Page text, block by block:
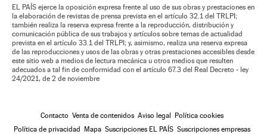
EL PAÍS ejerce la oposición expresa frente al uso de sus obras y prestaciones en
la elaboración de revistas de prensa prevista en el artículo 32.1 del TRLPI;
también realiza la reserva expresa frente a la reproducción, distribución y
comunicación pública de sus trabajos y artículos sobre temas de actualidad
prevista en el artículo 33.1 del TRLPI; y, asimismo, realiza una reserva expresa
de las reproducciones y usos de las obras y otras prestaciones accesibles desde
este sitio web a medios de lectura mecánica u otros medios que resulten
adecuados a tal fin de conformidad con el artículo 67.3 del Real Decreto - ley
24/2021, de 2 de noviembre
Contacto Venta de contenidos Aviso legal Política cookies
Política de privacidad Mapa Suscripciones EL PAÍS Suscripciones empresas